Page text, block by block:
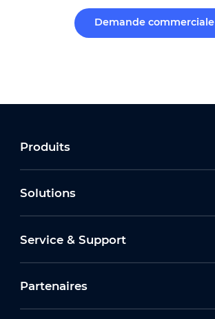
Demande commerciale
Produits
Solutions
Service & Support
Partenaires